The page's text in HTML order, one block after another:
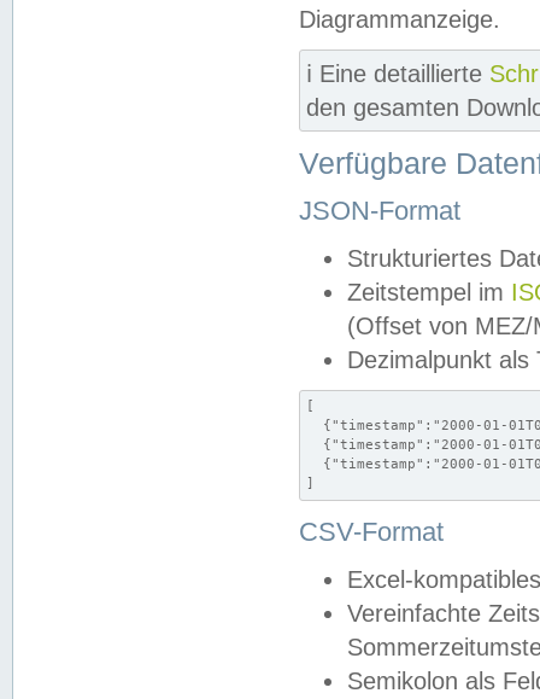
Diagrammanzeige.
ℹ️ Eine detaillierte
den gesamten
Verfügbare
JSON-Format
Strukturiertes
Zeitstempel im
(Offset von MEZ/
Dezimalpunkt als
[
{"timestamp":"2000-01-
{"timestamp":"2000-01-
{"timestamp":"2000-01-
]
CSV-Format
Excel-
Vereinfachte
Semikolon als